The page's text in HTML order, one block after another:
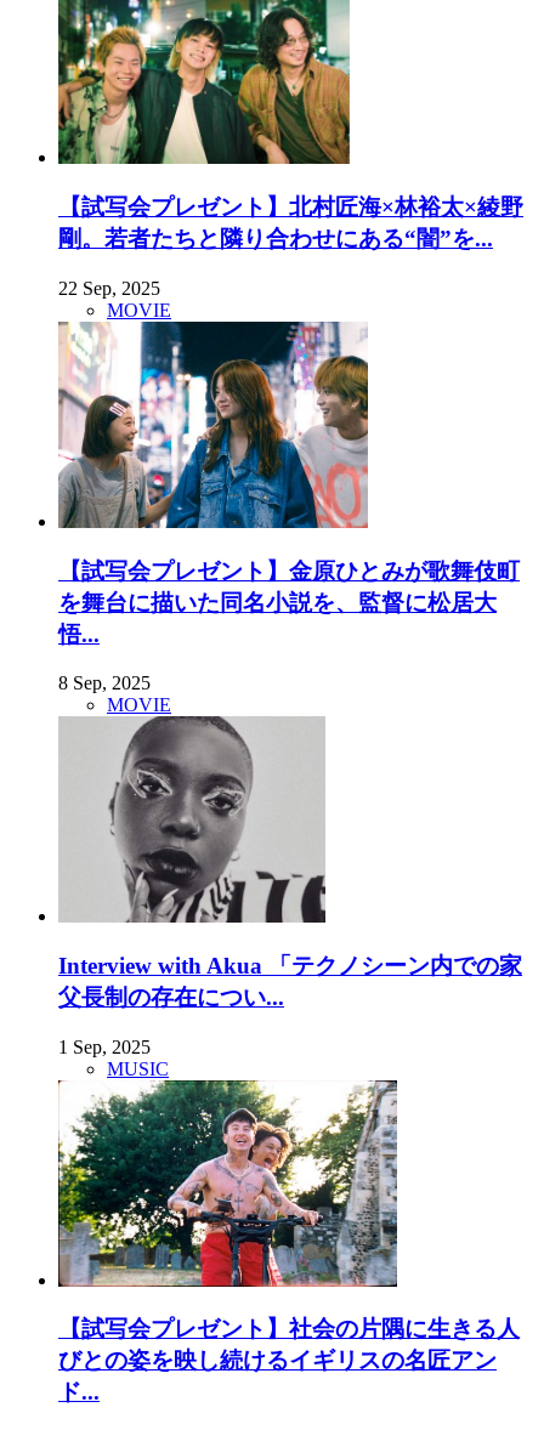
【試写会プレゼント】北村匠海×林裕太×綾野
剛。若者たちと隣り合わせにある“闇”を...
22 Sep, 2025
MOVIE
【試写会プレゼント】金原ひとみが歌舞伎町
を舞台に描いた同名小説を、監督に松居大
悟...
8 Sep, 2025
MOVIE
Interview with Akua 「テクノシーン内での家
父長制の存在につい...
1 Sep, 2025
MUSIC
【試写会プレゼント】社会の片隅に生きる人
びとの姿を映し続けるイギリスの名匠アン
ド...